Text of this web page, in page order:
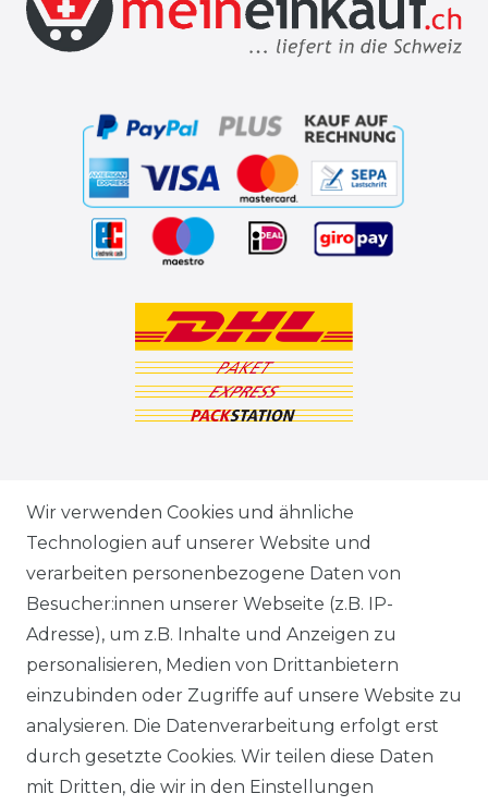
VERSANDARTEN & -KOSTEN
GEWERBETREIBENDE?
HILFE
KONTAKT
ANFAHRT
Wir verwenden Cookies und ähnliche
Technologien auf unserer Website und
verarbeiten personenbezogene Daten von
Besucher:innen unserer Webseite (z.B. IP-
Adresse), um z.B. Inhalte und Anzeigen zu
personalisieren, Medien von Drittanbietern
einzubinden oder Zugriffe auf unsere Website zu
analysieren. Die Datenverarbeitung erfolgt erst
durch gesetzte Cookies. Wir teilen diese Daten
mit Dritten, die wir in den Einstellungen